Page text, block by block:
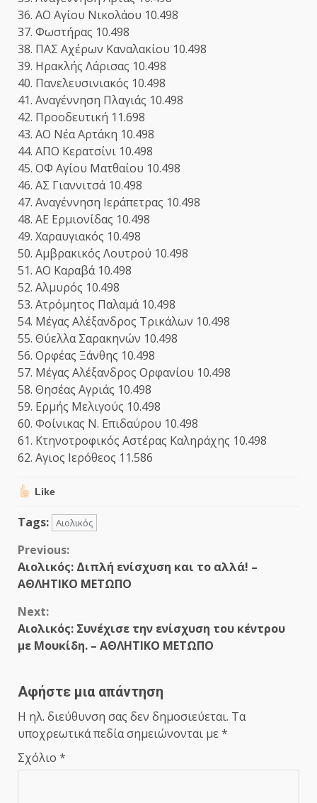
36. ΑΟ Αγίου Νικολάου 10.498
37. Φωστήρας 10.498
38. ΠΑΣ Αχέρων Καναλακίου 10.498
39. Ηρακλής Λάρισας 10.498
40. Πανελευσινιακός 10.498
41. Αναγέννηση Πλαγιάς 10.498
42. Προοδευτική 11.698
43. ΑΟ Νέα Αρτάκη 10.498
44. ΑΠΟ Κερατσίνι 10.498
45. ΟΦ Αγίου Ματθαίου 10.498
46. ΑΣ Γιαννιτσά 10.498
47. Αναγέννηση Ιεράπετρας 10.498
48. AE Ερμιονίδας 10.498
49. Χαραυγιακός 10.498
50. Αμβρακικός Λουτρού 10.498
51. ΑΟ Καραβά 10.498
52. Αλμυρός 10.498
53. Ατρόμητος Παλαμά 10.498
54. Μέγας Αλέξανδρος Τρικάλων 10.498
55. Θύελλα Σαρακηνών 10.498
56. Ορφέας Ξάνθης 10.498
57. Μέγας Αλέξανδρος Ορφανίου 10.498
58. Θησέας Αγριάς 10.498
59. Ερμής Μελιγούς 10.498
60. Φοίνικας Ν. Επιδαύρου 10.498
61. Κτηνοτροφικός Αστέρας Καληράχης 10.498
62. Αγιος Ιερόθεος 11.586
Like
Tags: Αιολικός
Continue
Reading
Previous:
Αιολικός: Διπλή ενίσχυση και το αλλά! –
ΑΘΛΗΤΙΚΟ ΜΕΤΩΠΟ
Next:
Αιολικός: Συνέχισε την ενίσχυση του κέντρου
με Μουκίδη. – ΑΘΛΗΤΙΚΟ ΜΕΤΩΠΟ
Αφήστε μια απάντηση
Η ηλ. διεύθυνση σας δεν δημοσιεύεται. Τα
υποχρεωτικά πεδία σημειώνονται με *
Σχόλιο *